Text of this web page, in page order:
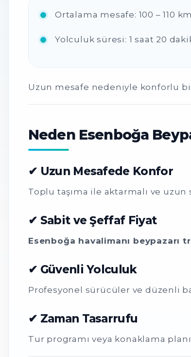
Ortalama mesafe: 100 – 110 km
Yolculuk süresi: 1 saat 20
Uzun mesafe nedeniyle konforlu
Neden Esenboğa
✔ Uzun Mesafede Konfor
Toplu taşıma ile aktarmalı ve
✔ Sabit ve Şeffaf Fiyat
Esenboğa havalimanı beypazarı
✔ Güvenli Yolculuk
Profesyonel sürücüler ve düzenli
✔ Zaman Tasarrufu
Tur programı veya konaklama